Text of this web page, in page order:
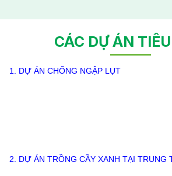
CÁC DỰ ÁN
1. DỰ ÁN CHỐNG NGẬP LỤT
2. DỰ ÁN TRỒNG CẦY XANH TẠI TRUNG